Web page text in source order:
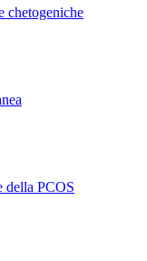
chetogeniche
della PCOS